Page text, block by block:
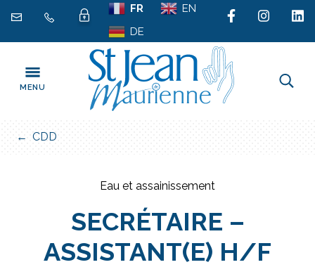
contenu
FR
EN
DE
MENU
CDD
Eau et assainissement
SECRÉTAIRE –
ASSISTANT(E) H/F